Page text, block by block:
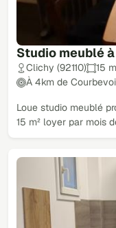
Studio meublé
Clichy (92110) 15
À 4km de
Loue studio meublé
15 m² loyer par mois